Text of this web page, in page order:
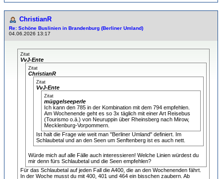
ChristianR
Re: Schöne Buslinien in Brandenburg (Berliner Umland)
04.06.2026 13:17
Zitat
VvJ-Ente
Zitat
ChristianR
Zitat
VvJ-Ente
Zitat
müggelseeperle
Ich kann den 785 in der Kombination mit dem 794 empfehlen.
Am Wochenende geht es so 3x täglich mit einer Art Reisebus
(Tourismo o.ä.) von Neuruppin über Rheinsberg nach Mirow,
Mecklenburg-Vorpommern.
Ist halt die Frage wie weit man "Berliner Umland" definiert. Im
Schlaubetal und an den Seen um Senftenberg ist es auch nett.
Würde mich auf alle Fälle auch interessieren! Welche Linien würdest du
mir denn fürs Schlaubetal und die Seen empfehlen?
Für das Schlaubetal auf jeden Fall die A400, die an den Wochenenden fährt.
In der Woche musst du mit 400, 401 und 464 ein bisschen zaubern. Ab